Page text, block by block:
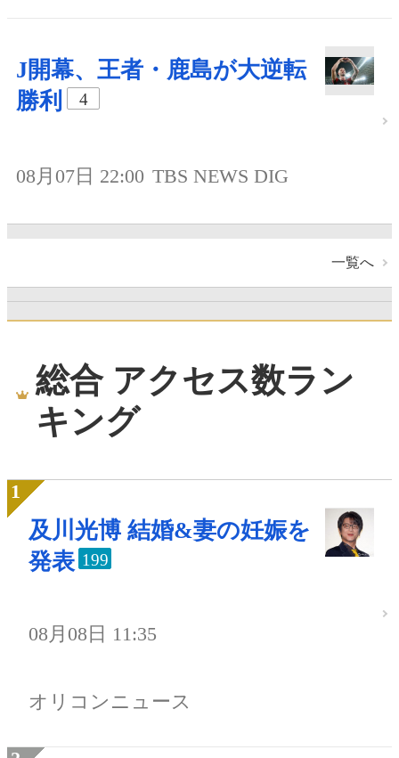
J開幕、王者・鹿島が大逆転
勝利
4
08月07日 22:00 TBS NEWS DIG
一覧へ
総合 アクセス数ラン
キング
及川光博 結婚&妻の妊娠を
発表 199
08月08日 11:35
オリコンニュース